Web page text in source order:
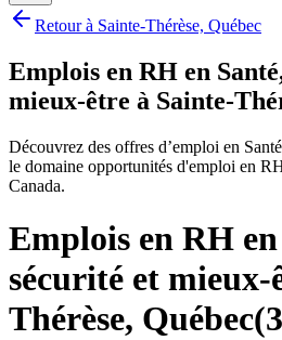
Retour à Sainte-Thérèse, Québec
Emplois en RH en
mieux-être à Sainte-
Découvrez des offres d’emploi en
le domaine opportunités d'emploi en
Canada.
Emplois en RH
sécurité et mieux-
Thérèse, Québec(